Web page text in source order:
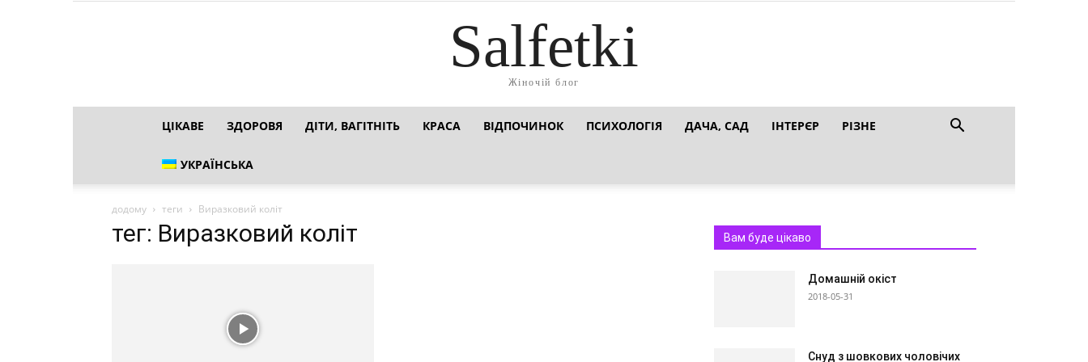
Salfetki
Жіночій блог
ЦІКАВЕ ЗДОРОВЯ ДІТИ, ВАГІТНІТЬ КРАСА ВІДПОЧИНОК ПСИХОЛОГІЯ ДАЧА, САД ІНТЕРЄР РІЗНЕ
УКРАЇНСЬКА
додому теги Виразковий коліт
тег: Виразковий коліт Вам буде цікаво
Домашній окіст
2018-05-31
Снуд з шовкових чоловічих